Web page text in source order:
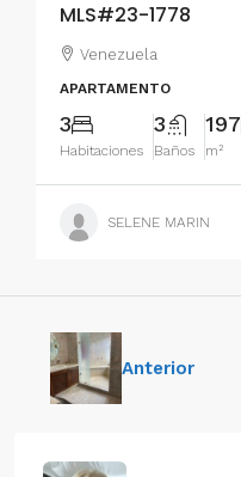
MLS#23-1778
Venezuela
APARTAMENTO
3
Habitaciones
3
Baños
197
m²
SELENE MARIN
Anterior